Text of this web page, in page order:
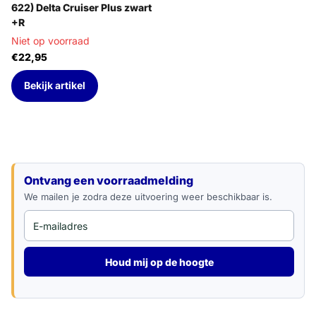
622) Delta Cruiser Plus zwart
+R
Niet op voorraad
€22,95
Bekijk artikel
Ontvang een voorraadmelding
We mailen je zodra deze uitvoering weer beschikbaar is.
Houd mij op de hoogte